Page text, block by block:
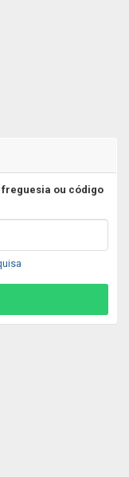
ou código